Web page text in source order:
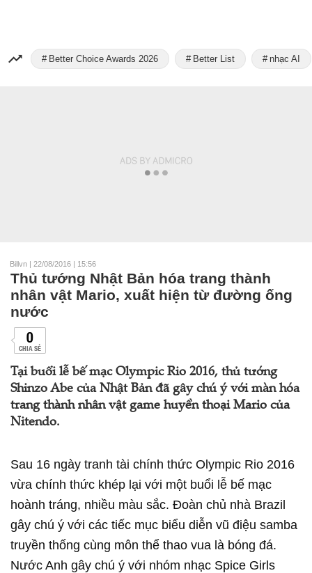
Better Choice Awards 2026 Better List nhạc AI
Billvn | 22/08/2016 | 15:56
Thủ tướng Nhật Bản hóa trang thành
nhân vật Mario, xuất hiện từ đường ống
nước
0
CHIA SẺ
Tại buổi lễ bế mạc Olympic Rio 2016, thủ tướng
Shinzo Abe của Nhật Bản đã gây chú ý với màn hóa
trang thành nhân vật game huyền thoại Mario của
Nitendo.
Sau 16 ngày tranh tài chính thức Olympic Rio 2016
vừa chính thức khép lại với một buổi lễ bế mạc
hoành tráng, nhiều màu sắc. Đoàn chủ nhà Brazil
gây chú ý với các tiếc mục biểu diễn vũ điệu samba
truyền thống cùng môn thể thao vua là bóng đá.
Nước Anh gây chú ý với nhóm nhạc Spice Girls